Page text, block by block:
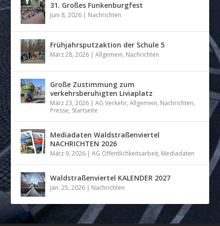
31. Großes Funkenburgfest
Juni 8, 2026 | Nachrichten
Frühjahrsputzaktion der Schule 5
März 28, 2026 |Allgemein, Nachrichten
Große Zustimmung zum
verkehrsberuhigten Liviaplatz
März 23, 2026 |AG Verkehr,Allgemein, Nachrichten,
Presse, Startseite
Mediadaten Waldstraßenviertel
NACHRICHTEN 2026
März 9, 2026 |AG Öffentlichkeitsarbeit, Mediadaten
Waldstraßenviertel KALENDER 2027
Jan. 25, 2026 | Nachrichten